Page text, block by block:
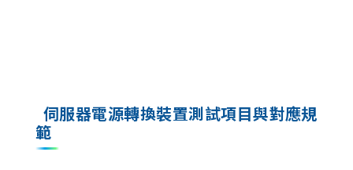
伺服器電源轉換裝置測試項目與對應規
範